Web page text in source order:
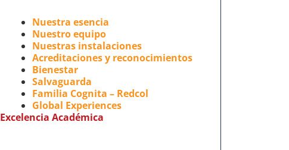
Nuestra esencia
Nuestro equipo
Nuestras instalaciones
Acreditaciones y reconocimientos
Bienestar
Salvaguarda
Familia Cognita – Redcol
Global Experiences
Excelencia Académica